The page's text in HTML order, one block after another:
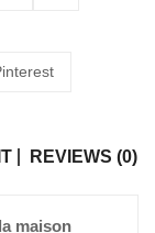
REVIEWS (0)
maison